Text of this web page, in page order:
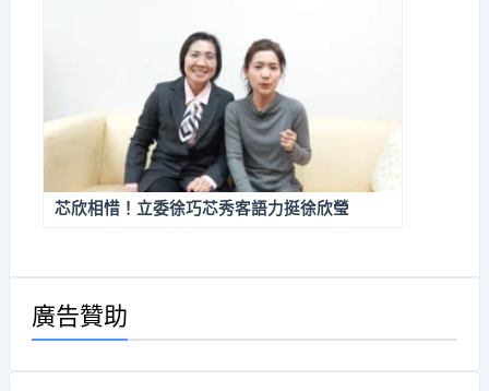
芯欣相惜！立委徐巧芯秀客語力挺徐欣瑩
廣告贊助